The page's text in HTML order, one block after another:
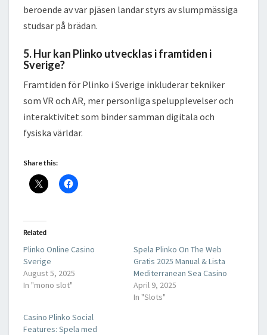
beroende av var pjäsen landar styrs av slumpmässiga
studsar på brädan.
5. Hur kan Plinko utvecklas i framtiden i
Sverige?
Framtiden för Plinko i Sverige inkluderar tekniker
som VR och AR, mer personliga spelupplevelser och
interaktivitet som binder samman digitala och
fysiska världar.
Share this:
Related
Plinko Online Casino
Sverige
August 5, 2025
In "mono slot"
Spela Plinko On The Web
Gratis 2025 Manual & Lista
Mediterranean Sea Casino
April 9, 2025
In "Slots"
Casino Plinko Social
Features: Spela med